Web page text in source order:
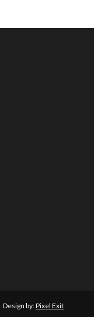
Design by:Pixel Exit